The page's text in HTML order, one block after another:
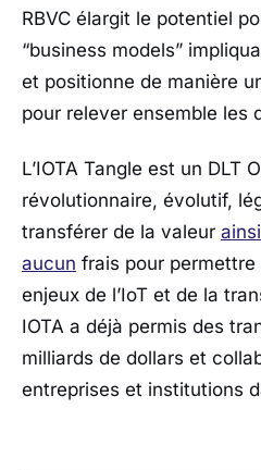
RBVC élargit le potentiel
“business models”
et positionne de manière
pour relever ensemble les
L’IOTA Tangle est un DLT
révolutionnaire, évolutif,
transférer de la valeur
aucun frais pour
enjeux de l’IoT et de la
IOTA a déjà permis des
milliards de dollars et
entreprises et institutions